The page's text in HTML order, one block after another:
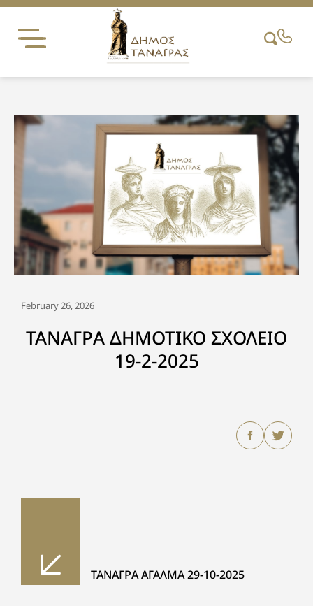
Skip
content
February 26, 2026
ΤΑΝΑΓΡΑ ΔΗΜΟΤΙΚΟ ΣΧΟΛΕΙΟ
19-2-2025
ΤΑΝΑΓΡΑ ΑΓΑΛΜΑ 29-10-2025